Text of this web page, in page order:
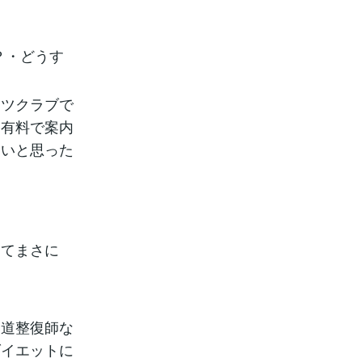
・どうす
クラブで
料で案内
と思った
まさに
整復師な
エットに